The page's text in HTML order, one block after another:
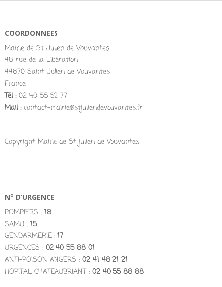
COORDONNEES
Mairie de St Julien de Vouvantes
48 rue de la Libération
44670 Saint Julien de Vouvantes
France
Tél :02 40 55 52 77
Mail :contact-mairie@stjuliendevouvantes.fr
Copyright Mairie de St julien de Vouvantes
N° D’URGENCE
POMPIERS : 18
SAMU : 15
GENDARMERIE : 17
URGENCES : 02 40 55 88 01
ANTI-POISON ANGERS : 02 41 48 21 21
HOPITAL CHATEAUBRIANT : 02 40 55 88 88